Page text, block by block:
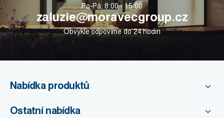
Po-Pá: 8:00 - 15:00
zaluzie@moravecgroup.cz
Obvykle odpovíme do 24 hodin
Nabídka produktů
Ostatní nabídka